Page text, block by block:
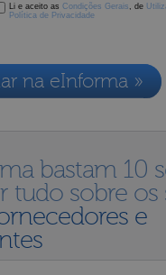
Li e aceito as Condições Gerais , de
Política de Privacidade
na eInforma »
bastam 10
tudo sobre os
e